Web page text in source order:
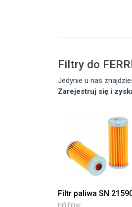
Filtry do
Jedynie u nas
Zarejestruj się i
Filtr paliwa SN
Hifi Filter